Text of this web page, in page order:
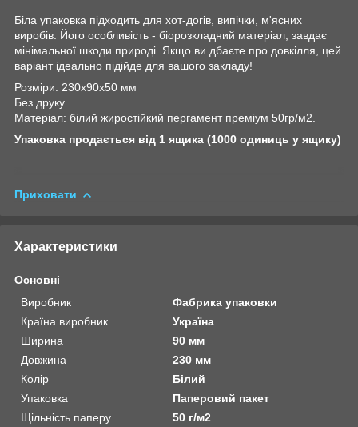
Біла упаковка підходить для хот-догів, випічки, м'ясних
виробів. Його особливість - біорозкладний матеріал, завдає
мінімальної шкоди природі. Якщо ви дбаєте про довкілля, цей
варіант ідеально підійде для вашого закладу!
Розміри: 230х90х50 мм
Без друку.
Матеріал: білий жиростійкий пергамент преміум 50гр/м2.
Упаковка продається від 1 ящика (1000 одиниць у ящику)
Приховати
Характеристики
Основні
Виробник
Фабрика упаковки
Країна виробник
Україна
Ширина
90 мм
Довжина
230 мм
Колір
Білий
Упаковка
Паперовий пакет
Щільність паперу
50 г/м2